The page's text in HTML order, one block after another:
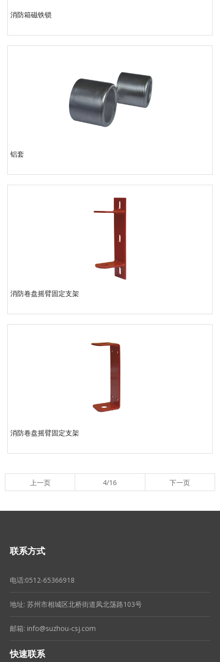
消防箱磁铁锁
铝套
消防卷盘摇臂固定支架
消防卷盘摇臂固定支架
上一页 4/16 下一页
联系方式
电话:0512-65366918
地址: 苏州市相城区北桥街道凤北荡路103号
邮箱: info@suzhou-csj.com
快速联系